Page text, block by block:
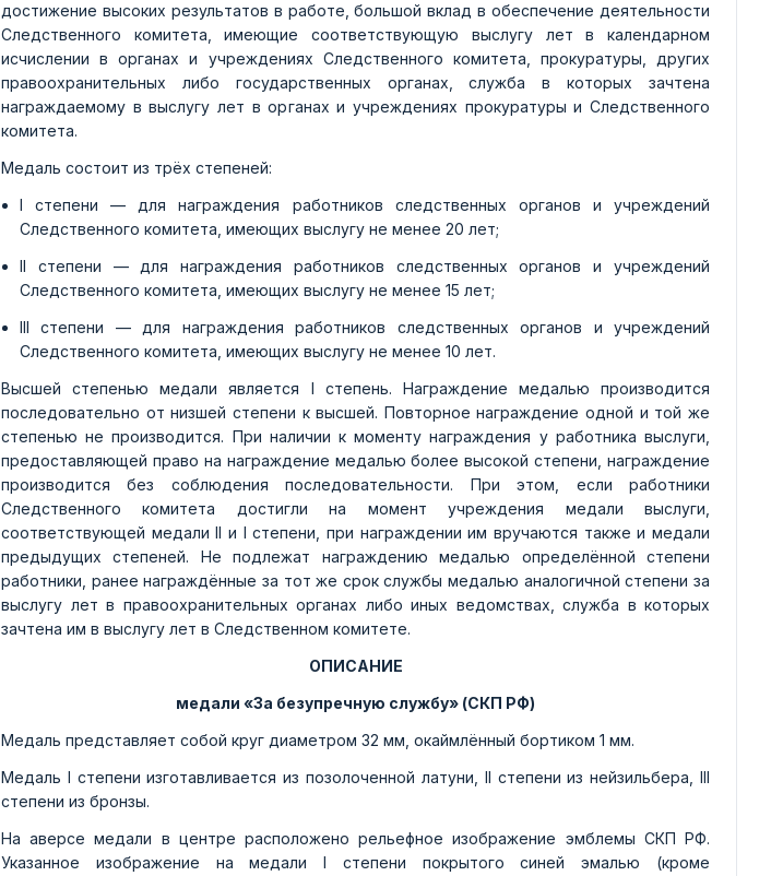
достижение высоких результатов в работе, большой вклад в обеспечение деятельности
Следственного комитета, имеющие соответствующую выслугу лет в календарном
исчислении в органах и учреждениях Следственного комитета, прокуратуры, других
правоохранительных либо государственных органах, служба в которых зачтена
награждаемому в выслугу лет в органах и учреждениях прокуратуры и Следственного
комитета.
Медаль состоит из трёх степеней:
I степени — для награждения работников следственных органов и учреждений
Следственного комитета, имеющих выслугу не менее 20 лет;
II степени — для награждения работников следственных органов и учреждений
Следственного комитета, имеющих выслугу не менее 15 лет;
III степени — для награждения работников следственных органов и учреждений
Следственного комитета, имеющих выслугу не менее 10 лет.
Высшей степенью медали является I степень. Награждение медалью производится
последовательно от низшей степени к высшей. Повторное награждение одной и той же
степенью не производится. При наличии к моменту награждения у работника выслуги,
предоставляющей право на награждение медалью более высокой степени, награждение
производится без соблюдения последовательности. При этом, если работники
Следственного комитета достигли на момент учреждения медали выслуги,
соответствующей медали II и I степени, при награждении им вручаются также и медали
предыдущих степеней. Не подлежат награждению медалью определённой степени
работники, ранее награждённые за тот же срок службы медалью аналогичной степени за
выслугу лет в правоохранительных органах либо иных ведомствах, служба в которых
зачтена им в выслугу лет в Следственном комитете.
ОПИСАНИЕ
медали «За безупречную службу» (СКП РФ)
Медаль представляет собой круг диаметром 32 мм, окаймлённый бортиком 1 мм.
Медаль I степени изготавливается из позолоченной латуни, II степени из нейзильбера, III
степени из бронзы.
На аверсе медали в центре расположено рельефное изображение эмблемы СКП РФ.
Указанное изображение на медали I степени покрытого синей эмалью (кроме